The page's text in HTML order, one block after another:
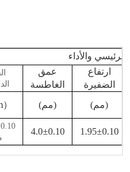
الرئيسي والأداء
عمق
الغاطسة
ارتفاع
الضفيرة
） (مم) (مم)
4.0±0.10 1.95±0.10